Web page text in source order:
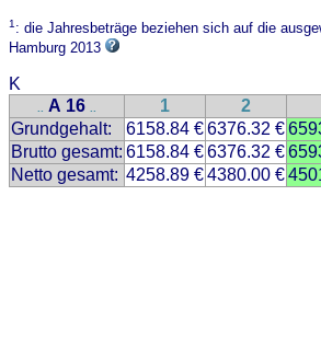
1: die Jahresbeträge beziehen sich auf die
Hamburg 2013
K
.. A 16 .. 1 2
Grundgehalt:
6158.84 €6376.32 €
Brutto gesamt: 6158.84 €6376.32 €
Netto gesamt: 4258.89 €4380.00 €